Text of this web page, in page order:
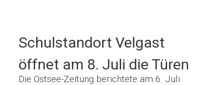
Schulstandort Velgast
öffnet am 8. Juli die Türen
Die Ostsee-Zeitung berichtete am 6. Juli